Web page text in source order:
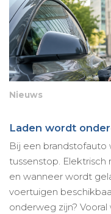
Nieuws
Laden wordt
Bij een
tussenstop. Elektrisch
en wanneer wordt
voertuigen
onderweg zijn?